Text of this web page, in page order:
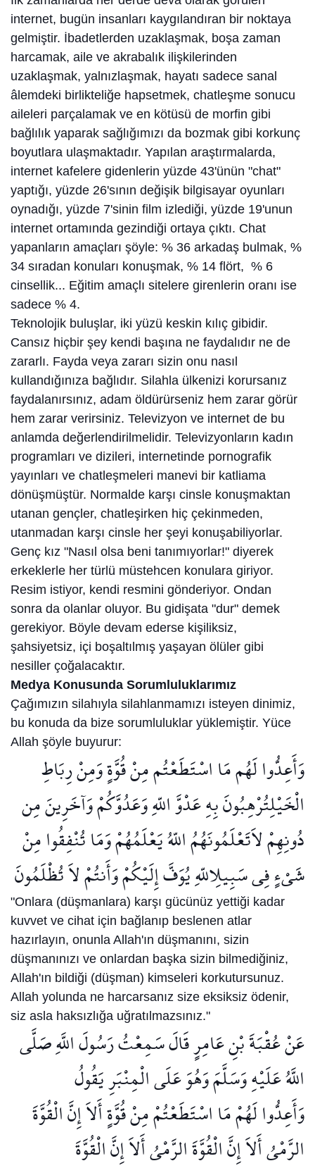
internet, bugün insanları kaygılandıran bir noktaya
gelmiştir. İbadetlerden uzaklaşmak, boşa zaman
harcamak, aile ve akrabalık ilişkilerinden
uzaklaşmak, yalnızlaşmak, hayatı sadece sanal
âlemdeki birlikteliğe hapsetmek, chatleşme sonucu
aileleri parçalamak ve en kötüsü de morfin gibi
bağlılık yaparak sağlığımızı da bozmak gibi korkunç
boyutlara ulaşmaktadır. Yapılan araştırmalarda,
internet kafelere gidenlerin yüzde 43'ünün "chat"
yaptığı, yüzde 26'sının değişik bilgisayar oyunları
oynadığı, yüzde 7'sinin film izlediği, yüzde 19'unun
internet ortamında gezindiği ortaya çıktı. Chat
yapanların amaçları şöyle: % 36 arkadaş bulmak, %
34 sıradan konuları konuşmak, % 14 flört, % 6
cinsellik... Eğitim amaçlı sitelere girenlerin oranı ise
sadece % 4.
Teknolojik buluşlar, iki yüzü keskin kılıç gibidir.
Cansız hiçbir şey kendi başına ne faydalıdır ne de
zararlı. Fayda veya zararı sizin onu nasıl
kullandığınıza bağlıdır. Silahla ülkenizi korursanız
faydalanırsınız, adam öldürürseniz hem zarar görür
hem zarar verirsiniz. Televizyon ve internet de bu
anlamda değerlendirilmelidir. Televizyonların kadın
programları ve dizileri, internetinde pornografik
yayınları ve chatleşmeleri manevi bir katliama
dönüşmüştür. Normalde karşı cinsle konuşmaktan
utanan gençler, chatleşirken hiç çekinmeden,
utanmadan karşı cinsle her şeyi konuşabiliyorlar.
Genç kız "Nasıl olsa beni tanımıyorlar!" diyerek
erkeklerle her türlü müstehcen konulara giriyor.
Resim istiyor, kendi resmini gönderiyor. Ondan
sonra da olanlar oluyor. Bu gidişata "dur" demek
gerekiyor. Böyle devam ederse kişiliksiz,
şahsiyetsiz, içi boşaltılmış yaşayan ölüler gibi
nesiller çoğalacaktır.
Medya Konusunda Sorumluluklarımız
Çağımızın silahıyla silahlanmamızı isteyen dinimiz,
bu konuda da bize sorumluluklar yüklemiştir. Yüce
Allah şöyle buyurur:
وَأَعِدُّوا لَهُم مَا اسْتَطَعْتُم مِنْ قُوَّةٍ وَمِنْ رِبَاطِ
الْخَيْلِتُرْهِبُونَ بِهِ عَدْوَّ اللّهِ وَعَدُوَّكُمْ وَآخَرِينَ مِن
دُونِهِمْ لاَتَعْلَمُونَهُمُ اللّهُ يَعْلَمُهُمْ وَمَا تُنْفِقُوا مِنْ
شَيْءٍ فِي سَبِيلِاللّهِ يُوَفَّ إِلَيْكُمْ وَأَنتُمْ لاَ تُظْلَمُونَ
"Onlara (düşmanlara) karşı gücünüz yettiği kadar
kuvvet ve cihat için bağlanıp beslenen atlar
hazırlayın, onunla Allah'ın düşmanını, sizin
düşmanınızı ve onlardan başka sizin bilmediğiniz,
Allah'ın bildiği (düşman) kimseleri korkutursunuz.
Allah yolunda ne harcarsanız size eksiksiz ödenir,
siz asla haksızlığa uğratılmazsınız."
عَنْ عُقْبَةَ بْنِ عَامِرٍ قَالَ سَمِعْتُ رَسُولَ اللَّهِ صَلَّى
اللَّهُ عَلَيْهِ وَسَلَّمَ وَهُوَ عَلَى الْمِنْبَرِ يَقُولُ
وَأَعِدُّوا لَهُمْ مَا اسْتَطَعْتُمْ مِنْ قُوَّةٍ أَلاَ إِنَّ الْقُوَّةَ
الرَّمْيُ أَلاَ إِنَّ الْقُوَّةَ الرَّمْيُ أَلاَ إِنَّ الْقُوَّةَ